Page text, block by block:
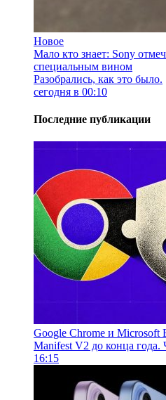
Новое
Мало кто знает: Sony
специальным вином
Разобрались, как это было.
сегодня в 00:10
Последние публикации
Google Chrome и Microsoft
Manifest V2 до конца года.
16:15